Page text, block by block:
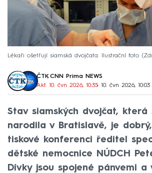
Lékaři ošetřují siamská dvojčata. Ilustrační foto
ČTK, CNN Prima NEWS
Akt. 10. čvn 2026, 10:35• 10. čvn 2026, 10:03
Stav siamských dvojčat, která
narodila v Bratislavě, je
tiskové konferenci ředitel
dětské nemocnice NÚDCH
Dívky jsou spojené pánvemi